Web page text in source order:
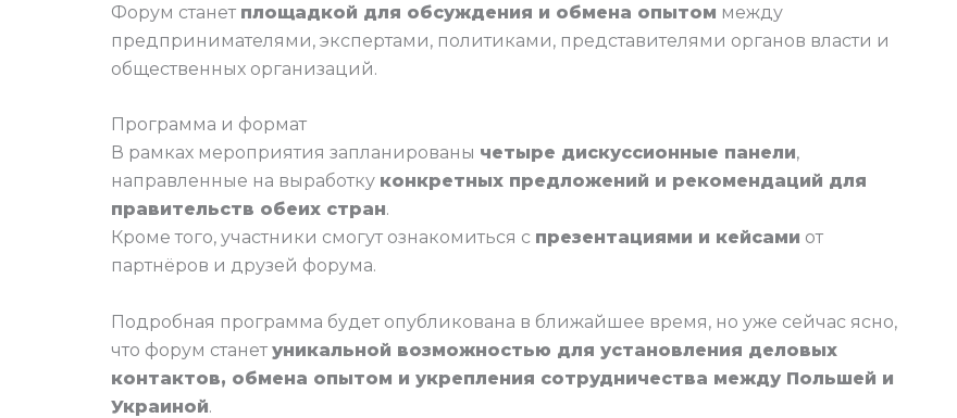
Форум станет площадкой для обсуждения и обмена опытом между
предпринимателями, экспертами, политиками, представителями органов власти и
общественных организаций.
Программа и формат
В рамках мероприятия запланированы четыре дискуссионные панели,
направленные на выработку конкретных предложений и рекомендаций для
правительств обеих стран.
Кроме того, участники смогут ознакомиться с презентациями и кейсами от
партнёров и друзей форума.
Подробная программа будет опубликована в ближайшее время, но уже сейчас ясно,
что форум станет уникальной возможностью для установления деловых
контактов, обмена опытом и укрепления сотрудничества между Польшей и
Украиной.